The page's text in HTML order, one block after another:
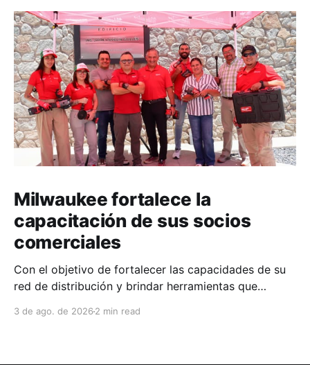
Milwaukee fortalece la
capacitación de sus socios
comerciales
Con el objetivo de fortalecer las capacidades de su
red de distribución y brindar herramientas que
técnico, Milwaukee llevó a cabo una capacitación
3 de ago. de 2026 2 min read